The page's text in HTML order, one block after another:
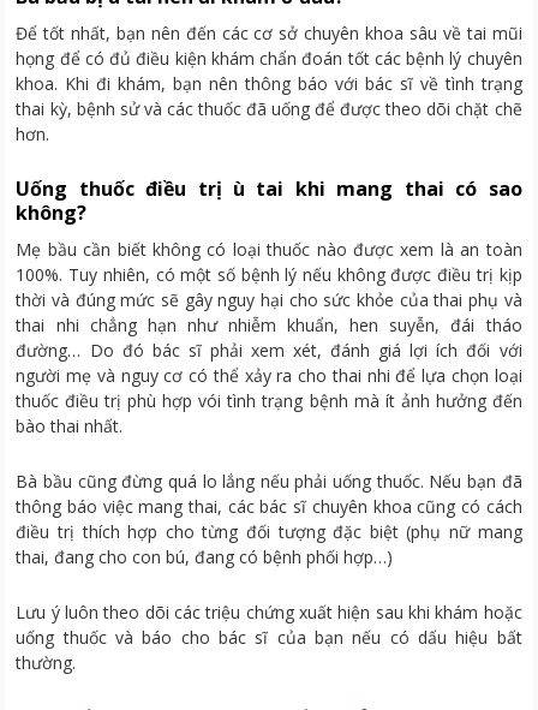
Để tốt nhất, bạn nên đến các cơ sở chuyên khoa sâu về tai mũi
họng để có đủ điều kiện khám chẩn đoán tốt các bệnh lý chuyên
khoa. Khi đi khám, bạn nên thông báo với bác sĩ về tình trạng
thai kỳ, bệnh sử và các thuốc đã uống để được theo dõi chặt chẽ
hơn.
Uống thuốc điều trị ù tai khi mang thai có sao
không?
Mẹ bầu cần biết không có loại thuốc nào được xem là an toàn
100%. Tuy nhiên, có một số bệnh lý nếu không được điều trị kịp
thời và đúng mức sẽ gây nguy hại cho sức khỏe của thai phụ và
thai nhi chẳng hạn như nhiễm khuẩn, hen suyễn, đái tháo
đường… Do đó bác sĩ phải xem xét, đánh giá lợi ích đối với
người mẹ và nguy cơ có thể xảy ra cho thai nhi để lựa chọn loại
thuốc điều trị phù hợp vói tình trạng bệnh mà ít ảnh hưởng đến
bào thai nhất.
Bà bầu cũng đừng quá lo lắng nếu phải uống thuốc. Nếu bạn đã
thông báo việc mang thai, các bác sĩ chuyên khoa cũng có cách
điều trị thích hợp cho từng đối tượng đặc biệt (phụ nữ mang
thai, đang cho con bú, đang có bệnh phối hợp…)
Lưu ý luôn theo dõi các triệu chứng xuất hiện sau khi khám hoặc
uống thuốc và báo cho bác sĩ của bạn nếu có dấu hiệu bất
thường.